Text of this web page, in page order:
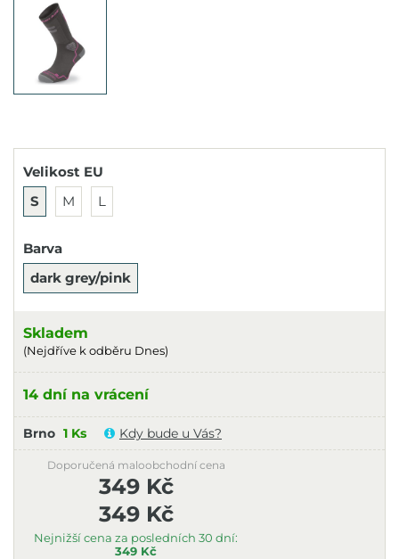
Velikost EU
S
M L
Barva
dark grey/pink
Skladem
(Nejdříve k odběru Dnes)
14 dní na vrácení
Brno 1 Ks Kdy bude u Vás?
349 Kč
Nejnižší cena za posledních 30 dní:
349 Kč
Doporučená maloobchodní cena
349 Kč